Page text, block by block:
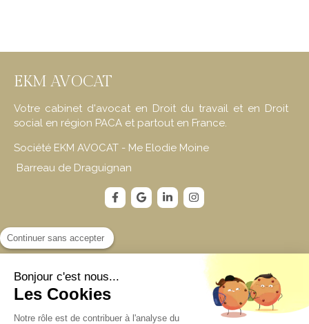
EKM AVOCAT
Votre cabinet d'avocat en Droit du travail et en Droit
social en région PACA et partout en France.
Société EKM AVOCAT - Me Elodie Moine
Barreau de Draguignan
Contact
66 Avenue Thalès Technoparc Epsilon II
Bât Epsicod A2
83700
Saint-Raphaël
Continuer sans accepter
Bonjour c'est nous...
Les Cookies
Notre rôle est de contribuer à l'analyse du